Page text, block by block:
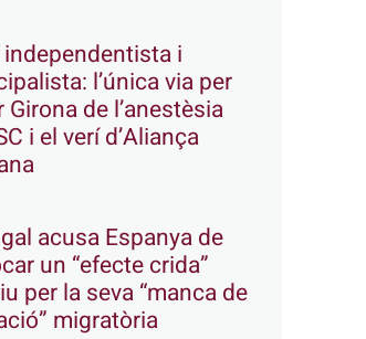
i
l’única via per
Girona de l’anestèsia
i el verí d’Aliança
acusa Espanya de
un “efecte crida”
per la seva “manca de
migratòria